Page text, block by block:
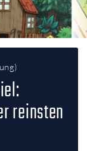
)
reinsten